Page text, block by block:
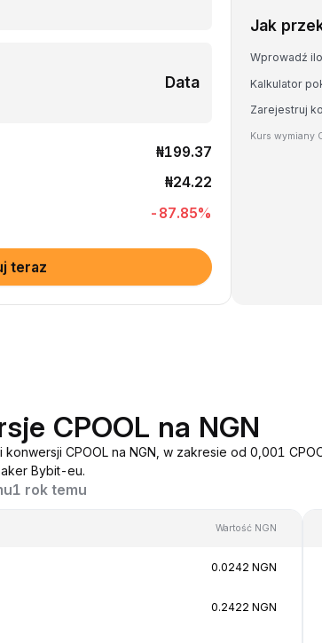
Data
₦199.37
₦24.22
-87.85%
teraz
Jak
Wprowadź
Kalkulator
Zarejestruj
Kurs wymiany
CPOOL na NGN
CPOOL na NGN, w zakresie od 0,001
Bybit-eu.
1 rok temu
Wartość NGN
0.0242 NGN
0.2422 NGN